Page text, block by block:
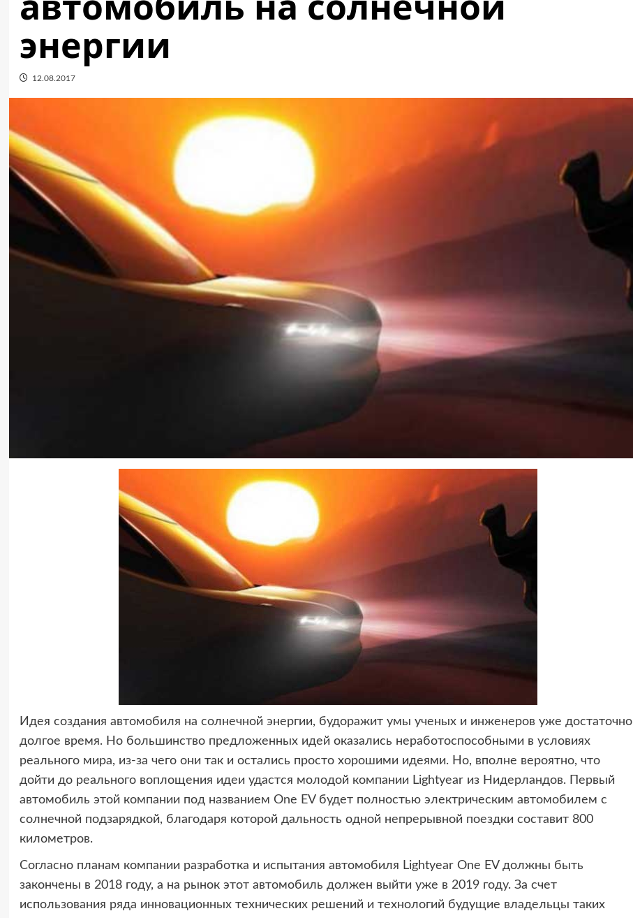
энергии
12.08.2017
Идея создания автомобиля на солнечной энергии, будоражит умы ученых и инженеров уже достаточно
долгое время. Но большинство предложенных идей оказались неработоспособными в условиях
реального мира, из-за чего они так и остались просто хорошими идеями. Но, вполне вероятно, что
дойти до реального воплощения идеи удастся молодой компании Lightyear из Нидерландов. Первый
автомобиль этой компании под названием One EV будет полностью электрическим автомобилем с
солнечной подзарядкой, благодаря которой дальность одной непрерывной поездки составит 800
километров.
Согласно планам компании разработка и испытания автомобиля Lightyear One EV должны быть
закончены в 2018 году, а на рынок этот автомобиль должен выйти уже в 2019 году. За счет
использования ряда инновационных технических решений и технологий будущие владельцы таких